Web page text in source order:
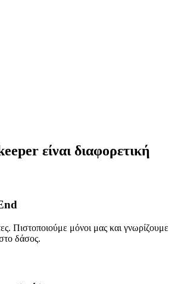
είναι διαφορετική
Πιστοποιούμε μόνοι μας και γνωρίζουμε
δάσος.